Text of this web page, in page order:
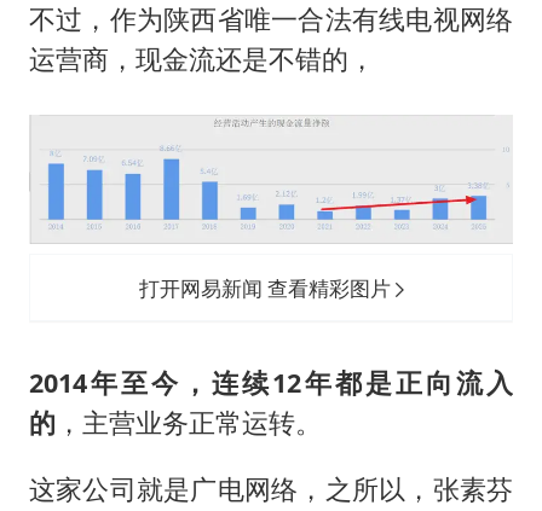
不过，作为陕西省唯一合法有线电视网络
运营商，现金流还是不错的，
打开网易新闻 查看精彩图片
2014年至今，连续12年都是正向流入
的 ，主营业务正常运转。
这家公司就是广电网络，之所以，张素芬